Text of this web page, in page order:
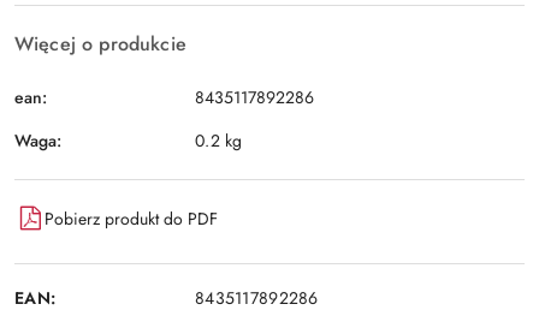
Więcej o produkcie
ean:
8435117892286
Waga:
0.2 kg
Pobierz produkt do PDF
EAN: 8435117892286